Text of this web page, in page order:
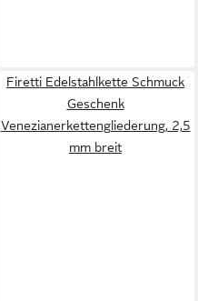
Firetti Edelstahlkette Schmuck
Geschenk
Venezianerkettengliederung, 2,5
mm breit